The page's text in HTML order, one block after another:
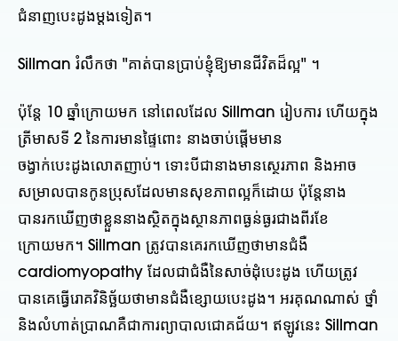
ជំនាញបេះដូងម្តងទៀត។
Sillman រំលឹកថា "គាត់បានប្រាប់ខ្ញុំឱ្យមានជីវិតដ៏ល្អ" ។
ប៉ុន្តែ 10 ឆ្នាំក្រោយមក នៅពេលដែល Sillman រៀបការ ហើយក្នុង
ត្រីមាសទី 2 នៃការមានផ្ទៃពោះ នាងចាប់ផ្តើមមាន
ចង្វាក់បេះដូងលោតញាប់។ ទោះបីជានាងមានស្ថេរភាព និងអាច
សម្រាលបានកូនប្រុសដែលមានសុខភាពល្អក៏ដោយ ប៉ុន្តែនាង
បានរកឃើញថាខ្លួននាងស្ថិតក្នុងស្ថានភាពធ្ងន់ធ្ងរជាងពីរខែ
ក្រោយមក។ Sillman ត្រូវបានគេរកឃើញថាមានជំងឺ
cardiomyopathy ដែលជាជំងឺនៃសាច់ដុំបេះដូង ហើយត្រូវ
បានគេធ្វើរោគវិនិច្ឆ័យថាមានជំងឺខ្សោយបេះដូង។ អរគុណណាស់ ថ្នាំ
និងលំហាត់ប្រាណគឺជាការព្យាបាលជោគជ័យ។ ឥឡូវនេះ Sillman